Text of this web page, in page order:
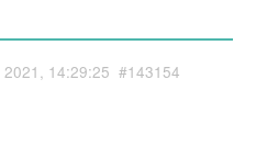
14:29:25 #143154